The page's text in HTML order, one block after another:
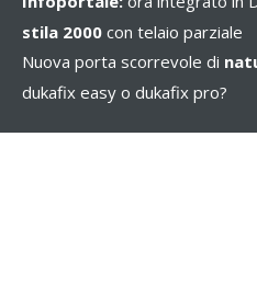
stila 2000 con telaio parziale
Nuova porta scorrevole di
dukafix easy o dukafix pro?